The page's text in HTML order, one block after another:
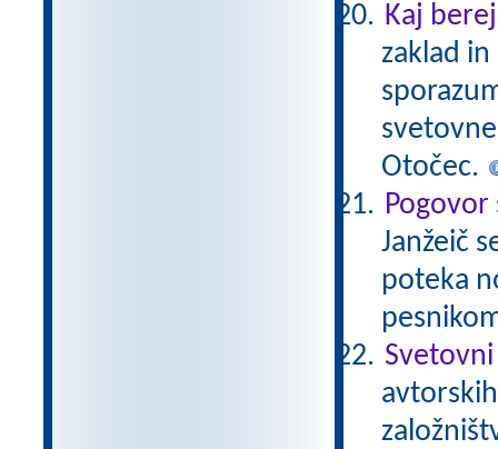
Kaj
zaklad
Otočec.
Pogovor
Janžeič
poteka